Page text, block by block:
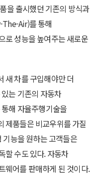
을 출시했던 기존의 방식과
The-Air)를 통해
로 성능을 높여주는 새로운
새 차를 구입해야만 더
는 기존의 자동차
해 자율주행기술을
제품들은 비교우위를 가질
기능을 원하는 고객들은
할 수도 있다. 자동차
웨어를 판매하게 된 것이다.